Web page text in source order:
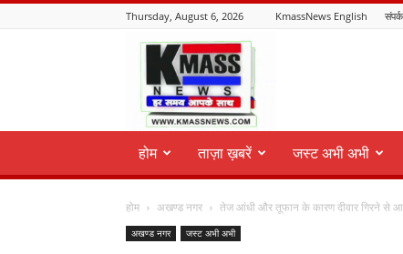
Thursday, August 6, 2026 KmassNews English
KmassNews
होम ताज़ा ख़बरें जस्ट अभी अभी
होम अखण्ड नगर तेज आंधी और तूफान के कारण दीवार गिरने से
अखण्ड नगर जस्ट अभी अभी